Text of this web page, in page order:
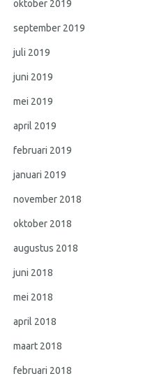
oktober 2019
september 2019
juli 2019
juni 2019
mei 2019
april 2019
februari 2019
januari 2019
november 2018
oktober 2018
augustus 2018
juni 2018
mei 2018
april 2018
maart 2018
februari 2018